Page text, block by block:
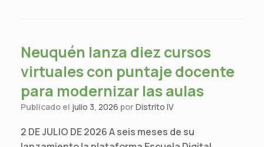
Neuquén lanza diez cursos
virtuales con puntaje docente
para modernizar las aulas
Publicado el julio 3, 2026 porDistrito IV
2 DE JULIO DE 2026 A seis meses de su